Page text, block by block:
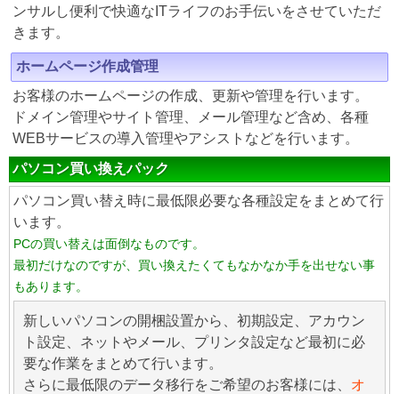
ンサルし便利で快適なITライフのお手伝いをさせていただ
きます。
ホームページ作成管理
お客様のホームページの作成、更新や管理を行います。
ドメイン管理やサイト管理、メール管理など含め、各種
WEBサービスの導入管理やアシストなどを行います。
パソコン買い換えパック
パソコン買い替え時に最低限必要な各種設定をまとめて行
います。
PCの買い替えは面倒なものです。
最初だけなのですが、買い換えたくてもなかなか手を出せない事
もあります。
新しいパソコンの開梱設置から、初期設定、アカウン
ト設定、ネットやメール、プリンタ設定など最初に必
要な作業をまとめて行います。
さらに最低限のデータ移行をご希望のお客様には、 オ